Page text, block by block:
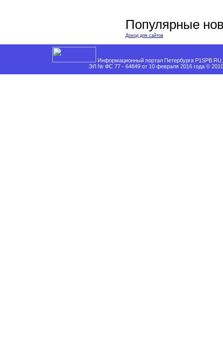
Популярные
Доход для сайтов
Информационный портал Петербурга
ЭЛ № ФС 77 - 64849 от 10 февраля 2016 года ©